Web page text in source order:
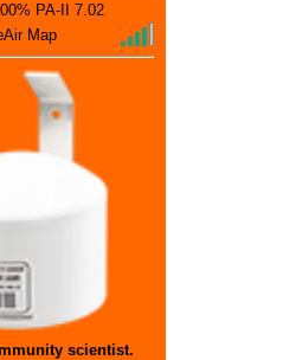
PA-II
7.02
Map
scientist.